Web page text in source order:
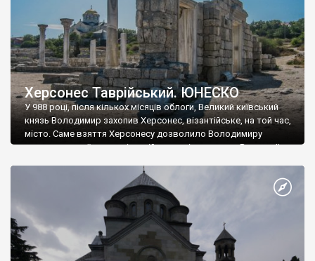
Херсонес Таврійський. ЮНЕСКО
У 988 році, після кількох місяців облоги, Великий київський
князь Володимир захопив Херсонес, візантійське, на той час,
місто. Саме взяття Херсонесу дозволило Володимиру
диктувати свої умови візантійському імператору Василю ІІ, та
Херсонесі Володимир-язичник, став Василем-християнином.
А потім було Хрещення Русі. На честь Херсонесу Таврійського